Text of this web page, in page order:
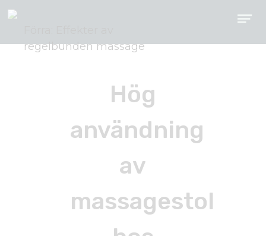
Hög
användning
av
massagestol
Inläggsnavigering
regelbunden massage